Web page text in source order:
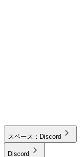
スペース： Discord
Discord